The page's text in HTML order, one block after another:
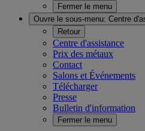
Fermer le menu
Ouvre le sous-menu: Centre
Retour
Centre d'assistance
Prix des métaux
Contact
Salons et Événements
Télécharger
Presse
Bulletin d'information
Fermer le menu